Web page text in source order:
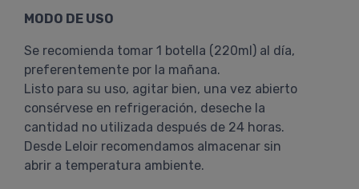
MODO DE USO
Se recomienda tomar 1 botella (220ml) al día,
preferentemente por la mañana.
Listo para su uso, agitar bien, una vez abierto
consérvese en refrigeración, deseche la
cantidad no utilizada después de 24 horas.
Desde Leloir recomendamos almacenar sin
abrir a temperatura ambiente.